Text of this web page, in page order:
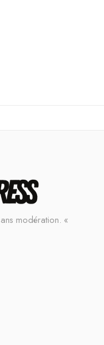
modération. «